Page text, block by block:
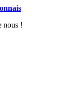
nous !